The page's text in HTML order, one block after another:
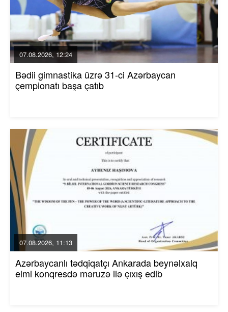
07.08.2026, 12:24
Bədii gimnastika üzrə 31-ci Azərbaycan
çempionatı başa çatıb
07.08.2026, 11:13
Azərbaycanlı tədqiqatçı Ankarada beynəlxalq
elmi konqresdə məruzə ilə çıxış edib